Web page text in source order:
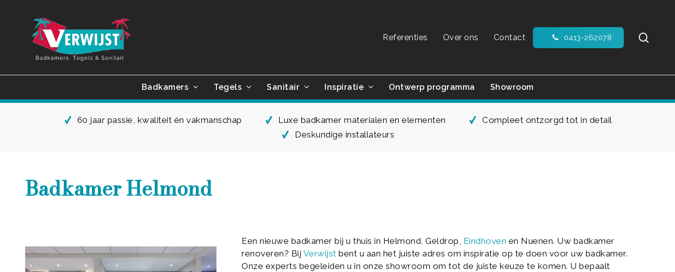
Referenties Over ons Contact 0413-262078
Badkamers Tegels Sanitair Inspiratie Ontwerp programma Showroom
60 jaar passie, kwaliteit én vakmanschap Luxe badkamer materialen en elementen
Compleet ontzorgd tot in detail
Deskundige installateurs
Badkamer Helmond
Een nieuwe badkamer bij u thuis in Helmond, Geldrop, Eindhoven en Nuenen. Uw badkamer
renoveren? Bij Verwijst bent u aan het juiste adres om inspiratie op te doen voor uw badkamer.
Onze experts begeleiden u in onze showroom om tot de juiste keuze te komen. U bepaalt